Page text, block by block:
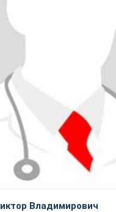
Владимирович